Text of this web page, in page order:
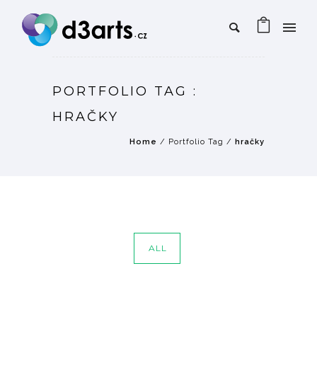
PORTFOLIO TAG :
HRAČKY
Home / Portfolio Tag / hračky
ALL